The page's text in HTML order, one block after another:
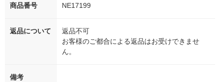
商品番号 NE17199
返品について
返品不可
お客様のご都合による返品はお受けできませ
ん。
備考